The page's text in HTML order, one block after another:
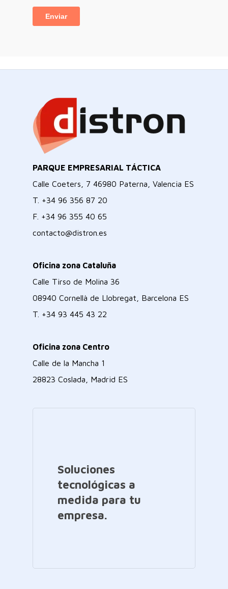
PARQUE EMPRESARIAL TÁCTICA
Calle Coeters, 7 46980 Paterna, Valencia ES
T. +34 96 356 87 20
F. +34 96 355 40 65
contacto@distron.es
Oficina zona Cataluña
Calle Tirso de Molina 36
08940 Cornellà de Llobregat, Barcelona ES
T. +34 93 445 43 22
Oficina zona Centro
Calle de la Mancha 1
28823 Coslada, Madrid ES
Soluciones
tecnológicas a
medida para tu
empresa.